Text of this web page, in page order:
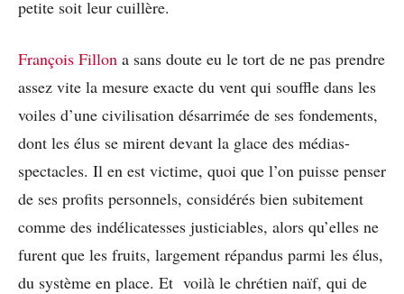
petite soit leur cuillère.
François Fillon a sans doute eu le tort de ne pas prendre
assez vite la mesure exacte du vent qui souffle dans les
voiles d’une civilisation désarrimée de ses fondements,
dont les élus se mirent devant la glace des médias-
spectacles. Il en est victime, quoi que l’on puisse penser
de ses profits personnels, considérés bien subitement
comme des indélicatesses justiciables, alors qu’elles ne
furent que les fruits, largement répandus parmi les élus,
du système en place. Et voilà le chrétien naïf, qui de